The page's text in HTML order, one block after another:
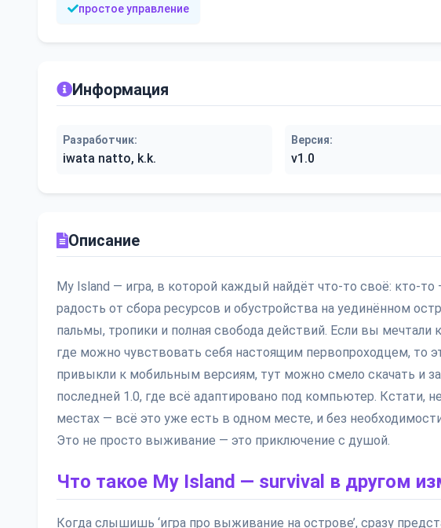
простое управление
Информация
Разработчик:
iwata natto, k.k.
Версия:
v1.0
Описание
My Island — игра, в которой каждый найдёт что-то своё: кто-
радость от сбора ресурсов и обустройства на уединённом
пальмы, тропики и полная свобода действий. Если вы мечтали
где можно чувствовать себя настоящим первопроходцем, то
привыкли к мобильным версиям, тут можно смело скачать и
последней 1.0, где всё адаптировано под компьютер. Кстати,
местах — всё это уже есть в одном месте, и без
Это не просто выживание — это приключение с душой.
Что такое My Island — survival в другом
Когда слышишь ‘игра про выживание на острове’, сразу